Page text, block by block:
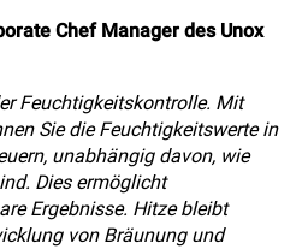
Chef Manager des Unox
Feuchtigkeitskontrolle. Mit
Sie die Feuchtigkeitswerte in
unabhängig davon, wie
Dies ermöglicht
Ergebnisse. Hitze bleibt
von Bräunung und